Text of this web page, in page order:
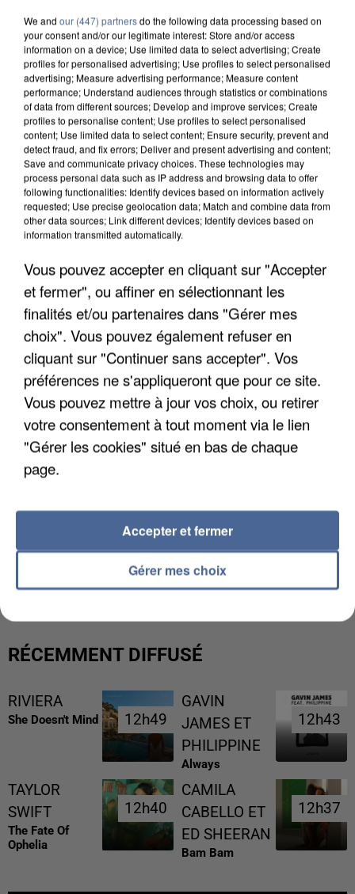
INTERMARCHÉ APRÈS UNE...
GABRIEL ATTAL ET RAPHAËL GLUCKSMANN
VISÉS PAR DES INGÉRENCES...
RÉCEMMENT DIFFUSÉ
RIVIERA
She Doesn't Mind 12h49
12h49
GAVIN
JAMES ET
PHILIPPINE
Always
12h43
12h43
TAYLOR
SWIFT
The Fate Of
Ophelia
12h40
12h40
CAMILA
CABELLO ET
ED SHEERAN
Bam Bam
12h37
12h37
We and our (447) partnersdo the following data processing based on
your consent and/or our legitimate interest: Store and/or access
information on a device; Use limited data to select advertising; Create
profiles for personalised advertising; Use profiles to select personalised
advertising; Measure advertising performance; Measure content
performance; Understand audiences through statistics or combinations
of data from different sources; Develop and improve services; Create
profiles to personalise content; Use profiles to select personalised
content; Use limited data to select content; Ensure security, prevent and
detect fraud, and fix errors; Deliver and present advertising and content;
Save and communicate privacy choices. These technologies may
process personal data such as IP address and browsing data to offer
following functionalities: Identify devices based on information actively
requested; Use precise geolocation data; Match and combine data from
other data sources; Link different devices; Identify devices based on
information transmitted automatically.
Vous pouvez accepter en cliquant sur "Accepter
et fermer", ou affiner en sélectionnant les
finalités et/ou partenaires dans "Gérer mes
choix". Vous pouvez également refuser en
cliquant sur "Continuer sans accepter". Vos
préférences ne s'appliqueront que pour ce site.
Vous pouvez mettre à jour vos choix, ou retirer
votre consentement à tout moment via le lien
"Gérer les cookies" situé en bas de chaque
page.
Gérer mes choix
Accepter et fermer